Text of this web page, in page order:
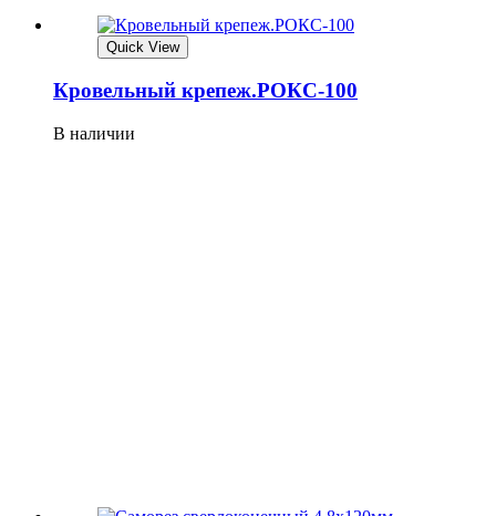
Quick View
Кровельный крепеж.РОКС-100
В наличии